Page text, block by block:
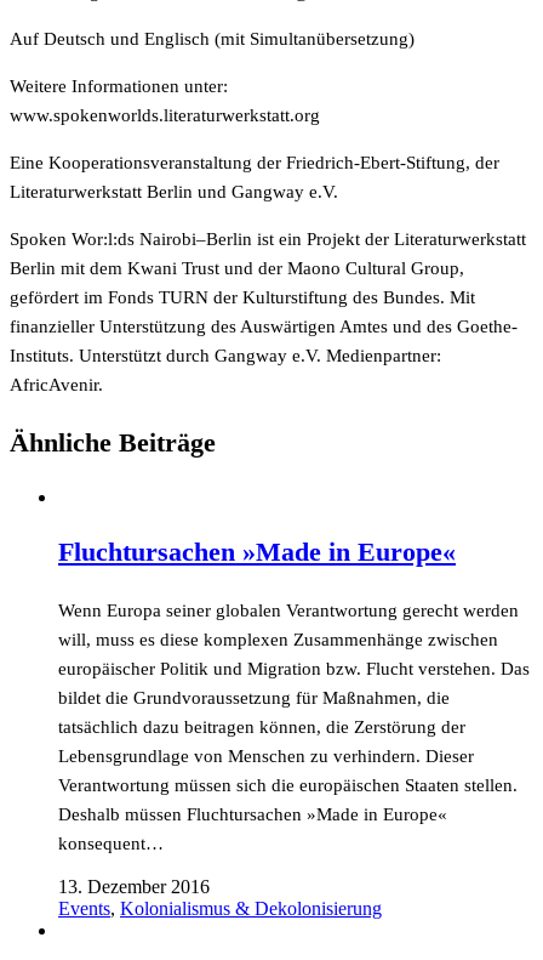
Auf Deutsch und Englisch (mit Simultanübersetzung)
Weitere Informationen unter:
www.spokenworlds.literaturwerkstatt.org
Eine Kooperationsveranstaltung der Friedrich-Ebert-Stiftung, der
Literaturwerkstatt Berlin und Gangway e.V.
Spoken Wor:l:ds Nairobi–Berlin ist ein Projekt der Literaturwerkstatt
Berlin mit dem Kwani Trust und der Maono Cultural Group,
gefördert im Fonds TURN der Kulturstiftung des Bundes. Mit
finanzieller Unterstützung des Auswärtigen Amtes und des Goethe-
Instituts. Unterstützt durch Gangway e.V. Medienpartner:
AfricAvenir.
Ähnliche Beiträge
Fluchtursachen »Made in Europe«
Wenn Europa seiner globalen Verantwortung gerecht werden
will, muss es diese komplexen Zusammenhänge zwischen
europäischer Politik und Migration bzw. Flucht verstehen. Das
bildet die Grundvoraussetzung für Maßnahmen, die
tatsächlich dazu beitragen können, die Zerstörung der
Lebensgrundlage von Menschen zu verhindern. Dieser
Verantwortung müssen sich die europäischen Staaten stellen.
Deshalb müssen Fluchtursachen »Made in Europe«
konsequent…
13. Dezember 2016
Events, Kolonialismus & Dekolonisierung